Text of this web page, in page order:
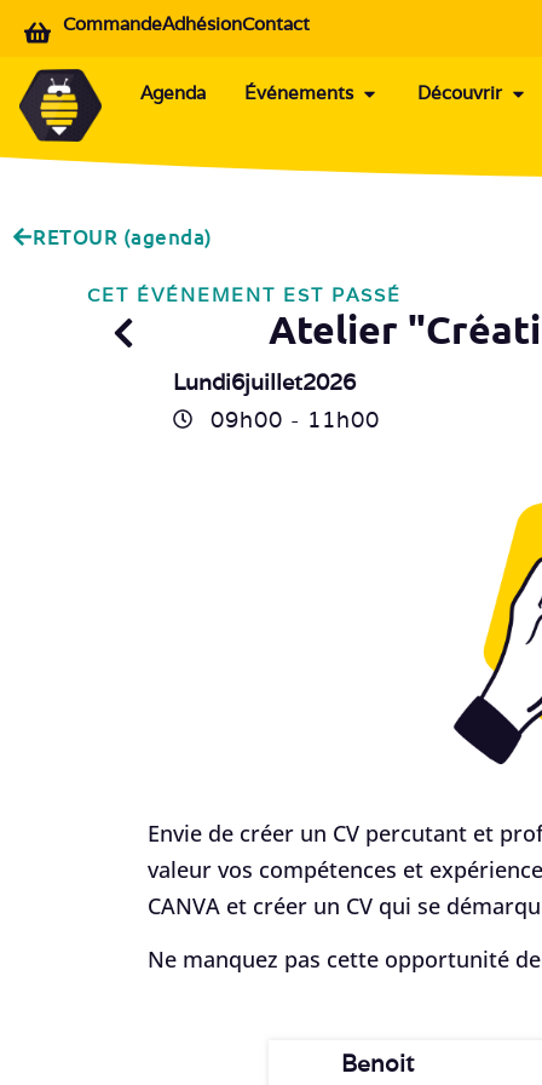
CommandeAdhésionContact
Agenda Événements Découvrir
RETOUR (agenda)
CET ÉVÉNEMENT EST PASSÉ
Atelier
Lundi6juillet2026
09h00 - 11h00
Envie de créer un CV percutant et
valeur vos compétences et
CANVA et créer un CV qui se
Ne manquez pas cette opportunité
Benoit